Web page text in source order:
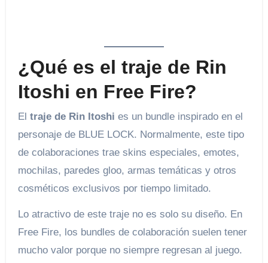
¿Qué es el traje de Rin
Itoshi en Free Fire?
El traje de Rin Itoshi es un bundle inspirado en el
personaje de BLUE LOCK. Normalmente, este tipo
de colaboraciones trae skins especiales, emotes,
mochilas, paredes gloo, armas temáticas y otros
cosméticos exclusivos por tiempo limitado.
Lo atractivo de este traje no es solo su diseño. En
Free Fire, los bundles de colaboración suelen tener
mucho valor porque no siempre regresan al juego.